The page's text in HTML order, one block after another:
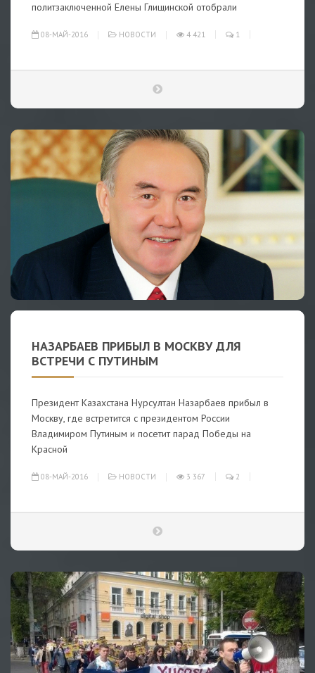
политзаключенной Елены Глищинской отобрали
08-МАЙ-2016 НОВОСТИ 4 421 1
НАЗАРБАЕВ ПРИБЫЛ В МОСКВУ ДЛЯ
ВСТРЕЧИ С ПУТИНЫМ
Президент Казахстана Нурсултан Назарбаев прибыл в
Москву, где встретится с президентом России
Владимиром Путиным и посетит парад Победы на
Красной
08-МАЙ-2016 НОВОСТИ 3 367 2